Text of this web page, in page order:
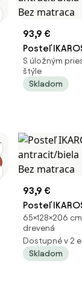
93,9 €
Posteľ
antracit/
Bez matraca
S úložným
štýle
Skladom
93,9 €
Posteľ
antracit/
Bez matraca
65×128×206
drevená
Dostupné v 2
Skladom